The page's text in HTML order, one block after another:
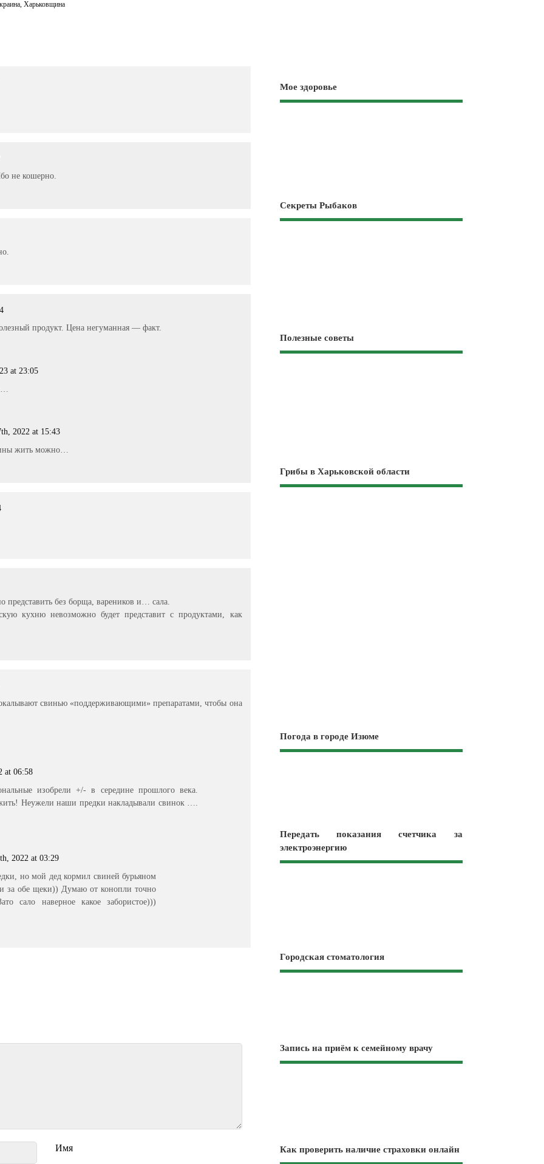
,Харьковщина
не кошерно.
продукт. Цена негуманная — факт.
at 23:05
2022 at 15:43
жить можно…
без борща, вареников и… сала.
кухню невозможно будет представит с продуктами, как
свинью «поддерживающими» препаратами, чтобы она
at 06:58
изобрели +/- в середине прошлого века.
Неужели наши предки накладывали свинок ….
2022 at 03:29
но мой дед кормил свиней бурьяном
за обе щеки)) Думаю от конопли точно
сало наверное какое забористое)))
Имя
Мое здоровье
Секреты Рыбаков
Полезные советы
Грибы в Харьковской области
Погода в городе Изюме
Передать показания счетчика за
электроэнергию
Городская стоматология
Запись на приём к семейному врачу
Как проверить наличие страховки онлайн